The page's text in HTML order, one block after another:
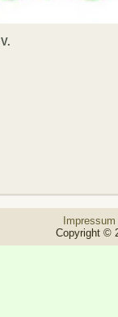
Impressum
Copyright ©